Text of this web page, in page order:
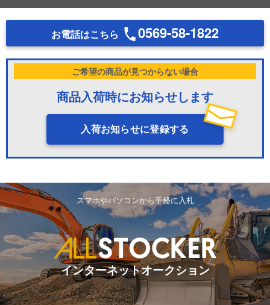
お電話はこちら 0569-58-1822
ご希望の商品が見つからない場合
商品入荷時にお知らせします
入荷お知らせに登録する
スマホやパソコンから手軽に入札
インターネットオークション